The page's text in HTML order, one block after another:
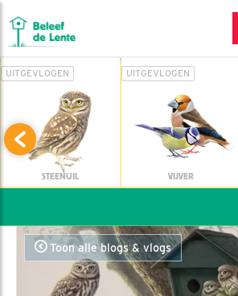
UITGEVLOGEN
STEENUIL
UITGEVLOGEN
VIJVER
Toon alle blogs & vlogs